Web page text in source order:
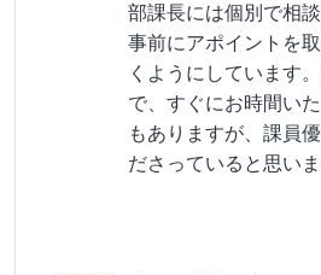
部課長には個別で相
事前にアポイントを
くようにしています
で、すぐにお時間い
もありますが、課員
ださっていると思いま